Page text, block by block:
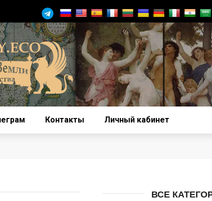
Контакты Личный кабинет
ВСЕ